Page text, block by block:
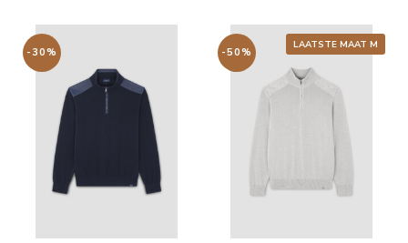
-30%
LAATSTE MAAT M
-50%